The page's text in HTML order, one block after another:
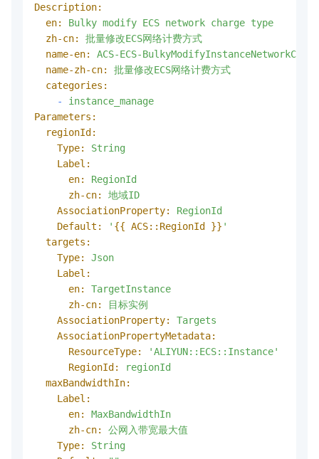
Description:
en:
Bulky modify ECS network charge type
zh-cn:
批量修改ECS网络计费方式
name-en:
ACS-ECS-
name-zh-cn:
批量修改ECS网络计费方式
categories:
-
instance_manage
Parameters:
regionId:
Type:
String
Label:
en:
RegionId
zh-cn:
地域ID
AssociationProperty:
RegionId
Default:
' {{ ACS::RegionId }} '
targets:
Type:
Json
Label:
en:
TargetInstance
zh-cn:
目标实例
AssociationProperty:
Targets
AssociationPropertyMetadata:
ResourceType:
'ALIYUN::ECS::Instance'
RegionId:
regionId
maxBandwidthIn:
Label:
en:
MaxBandwidthIn
zh-cn:
公网入带宽最大值
Type:
String